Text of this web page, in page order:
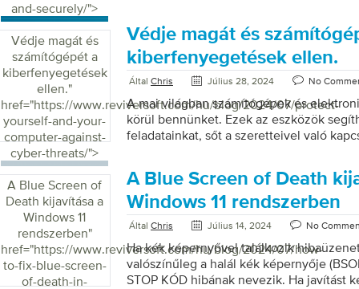
and-securely/">
víruskereső programmal, hogy
nem fertőzött-e meg rosszindulatú
telepíteni egy megbízható víruskereső
hogy megvédje számítógépét a
Legyen óvatos a felkeresett
kapcsolatban is, hogy minimalizálja a
fertőzésének kockázatát. A Security
végez, és még a legkisebb […]
Védje magát és
számítógépét a
kiberfenyegetések
ellen."
href="https://www.reviversoft.com/hu/blog/2024/07/protect-
yourself-and-your-
computer-against-
cyber-threats/">
Védje magát és
kiberfenyegetések ellen.
Által Chris Július 28, 2024 No
A mai világban számítógépek és
körül bennünket. Ezek az eszközök
feladatainkat, sőt a szeretteivel való
készítettek, hogy kihasználják az
programokat arra tervezték, hogy
támadjanak meg, hogy ellopják az Ön
bizalmas adatait. A következő módokon
rendszerét: Rendszeresen frissítse
felejtse el rendszeresen frissíteni
érdekében, hogy készüléke védve
és potenciális fenyegetésekkel
A Blue Screen of
Death kijavítása a
Windows 11
rendszerben"
href="https://www.reviversoft.com/hu/blog/2024/07/how-
to-fix-blue-screen-
of-death-in-
A Blue Screen of Death
Windows 11 rendszerben
Által Chris Július 14, 2024 No
Ha kék képernyővel találkozik
valószínűleg a halál kék képernyője
STOP KÓD hibának nevezik. Ha javítást